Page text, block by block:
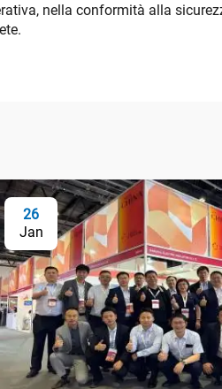
nella conformità alla
26
Jan